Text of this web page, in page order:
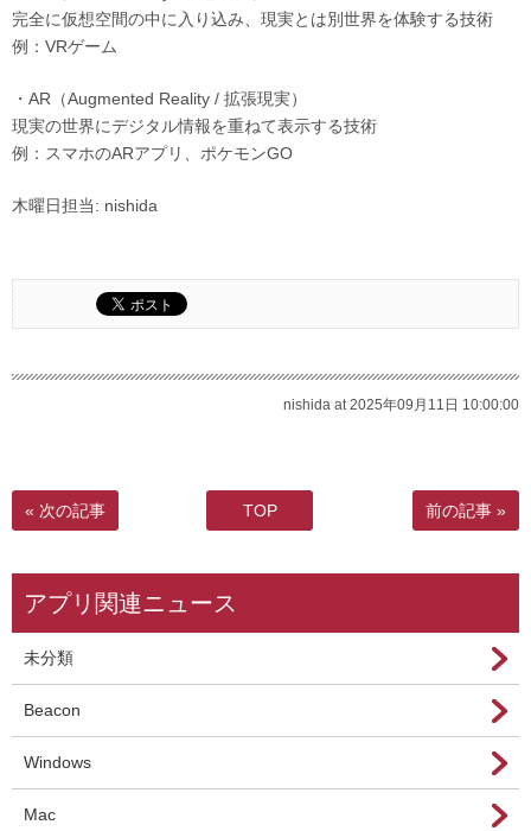
完全に仮想空間の中に入り込み、現実とは別世界を体験する技術
例：VRゲーム
・AR（Augmented Reality / 拡張現実）
現実の世界にデジタル情報を重ねて表示する技術
例：スマホのARアプリ、ポケモンGO
木曜日担当: nishida
nishida at 2025年09月11日 10:00:00
« 次の記事 TOP 前の記事 »
アプリ関連ニュース
未分類
Beacon
Windows
Mac